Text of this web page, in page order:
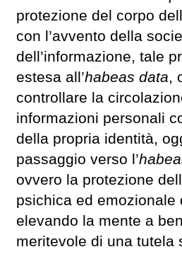
protezione del corpo
con l’avvento della
dell’informazione, tale
estesa all’habeas data,
controllare la
informazioni personali
della propria identità,
passaggio verso l’
ovvero la protezione
psichica ed emozionale
elevando la mente a
meritevole di una tutela